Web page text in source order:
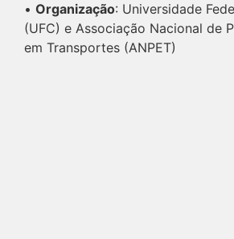
• Organização: Universidade
(UFC) e Associação Nacional de
em Transportes (ANPET)